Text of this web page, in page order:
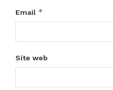
Email *
Site web